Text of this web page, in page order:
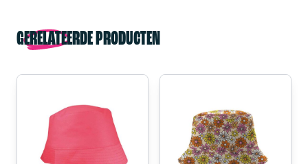
GERELATEERDE PRODUCTEN